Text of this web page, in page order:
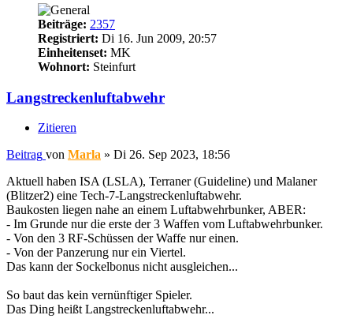
Beiträge: 2357
Registriert: Di 16. Jun 2009, 20:57
Einheitenset: MK
Wohnort: Steinfurt
Langstreckenluftabwehr
Zitieren
Beitrag von Marla » Di 26. Sep 2023, 18:56
Aktuell haben ISA (LSLA), Terraner (Guideline) und Malaner
(Blitzer2) eine Tech-7-Langstreckenluftabwehr.
Baukosten liegen nahe an einem Luftabwehrbunker, ABER:
- Im Grunde nur die erste der 3 Waffen vom Luftabwehrbunker.
- Von den 3 RF-Schüssen der Waffe nur einen.
- Von der Panzerung nur ein Viertel.
Das kann der Sockelbonus nicht ausgleichen...
So baut das kein vernünftiger Spieler.
Das Ding heißt Langstreckenluftabwehr...